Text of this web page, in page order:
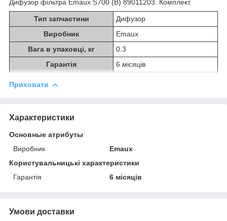
Дифузор фільтра Emaux S700 (B) 89011203. Комплект.
Тип запчастини
Дифузор
Виробник
Emaux
Вага в упаковці, кг
0.3
Гарантія
6 місяців
Приховати
Характеристики
Основные атрибуты
Виробник
Emaux
Користувальницькі характеристики
Гарантія
6 місяців
Умови доставки